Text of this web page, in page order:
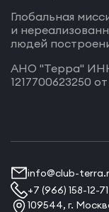
Глобальная
и
людей
АНО "Терра" ИНН
1217700623250
info@club-
+7 (966) 158-12-71
109544, г.